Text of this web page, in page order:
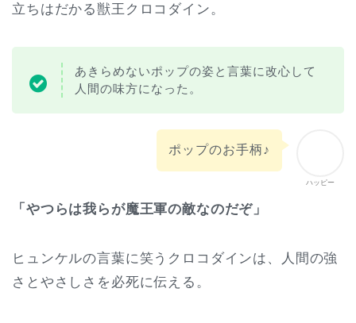
立ちはだかる獣王クロコダイン。
あきらめないポップの姿と言葉に改心して
人間の味方になった。
ハッピー
ポップのお手柄♪
「やつらは我らが魔王軍の敵なのだぞ」
ヒュンケルの言葉に笑うクロコダインは、人間の強
さとやさしさを必死に伝える。